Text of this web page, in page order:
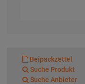
Beipackzettel
Suche Produkt
Suche Anbieter